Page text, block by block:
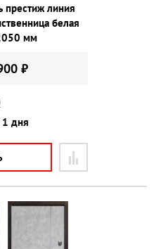
престиж линия
белая
мм
₽
1 дня